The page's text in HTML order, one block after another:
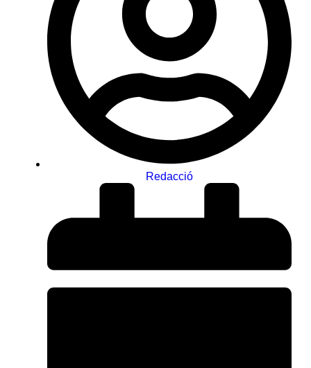
Redacció